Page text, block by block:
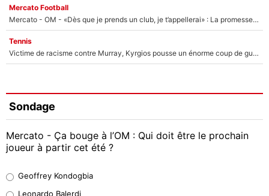
Mercato Football
Mercato - OM - «Dès que je prends un club, je t’appellerai» : La promesse de Marcelino au moment de claquer la porte
Tennis
Victime de racisme contre Murray, Kyrgios pousse un énorme coup de gueule !
Sondage
Mercato - Ça bouge à l’OM : Qui doit être le prochain
joueur à partir cet été ?
38%
Geoffrey Kondogbia
Leonardo Balerdi